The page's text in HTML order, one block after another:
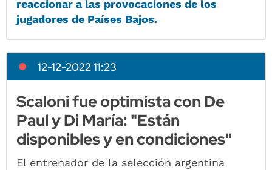
reaccionar a las provocaciones de los
jugadores de Países Bajos.
12-12-2022 11:23
Scaloni fue optimista con De
Paul y Di María: "Están
disponibles y en condiciones"
El entrenador de la selección argentina